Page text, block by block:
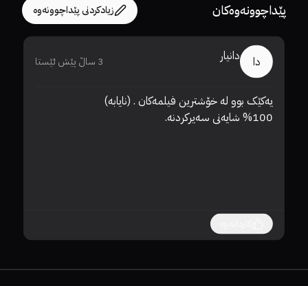
پێداچوونەوەکان زیادکردنی پێداچوونەوە
دا دانیار 3 ساڵ پێش ئێستا
%100 شایەنی سەیرکردنە.